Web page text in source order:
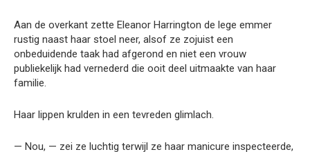
Aan de overkant zette Eleanor Harrington de lege emmer
rustig naast haar stoel neer, alsof ze zojuist een
onbeduidende taak had afgerond en niet een vrouw
publiekelijk had vernederd die ooit deel uitmaakte van haar
familie.
Haar lippen krulden in een tevreden glimlach.
— Nou, — zei ze luchtig terwijl ze haar manicure inspecteerde,